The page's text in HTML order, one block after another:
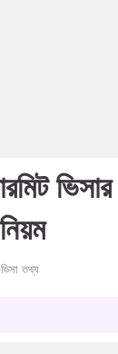
তথ্য